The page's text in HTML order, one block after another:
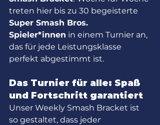
treten hier bis zu 30 begeisterte
Super Smash Bros.
Spieler*innen in einem Turnier an,
das für jede Leistungsklasse
perfekt abgestimmt ist.
Das Turnier für alle: Spaß
und Fortschritt garantiert
Unser Weekly Smash Bracket ist
so gestaltet, dass jeder